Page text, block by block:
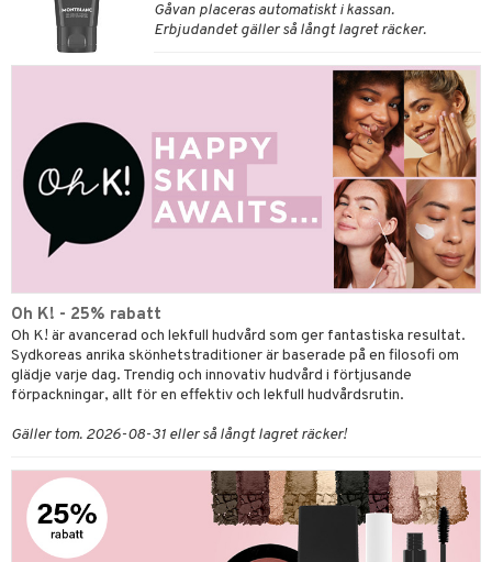
Gåvan placeras automatiskt i kassan.
Erbjudandet gäller så långt lagret räcker.
Oh K! - 25% rabatt
Oh K! är avancerad och lekfull hudvård som ger fantastiska resultat.
Sydkoreas anrika skönhetstraditioner är baserade på en filosofi om
glädje varje dag. Trendig och innovativ hudvård i förtjusande
förpackningar, allt för en effektiv och lekfull hudvårdsrutin.
Gäller tom. 2026-08-31 eller så långt lagret räcker!